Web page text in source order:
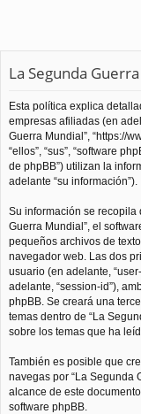
La Segunda
Esta política explica
empresas afiliadas (en
Guerra Mundial”, “https://
“ellos”, “sus”, “software
de phpBB”) utilizan la
adelante “su información”).
Su información se recopila
Guerra Mundial”, el
pequeños archivos de
navegador web. Las dos
usuario (en adelante,
adelante, “session-id”),
phpBB. Se creará una
temas dentro de “La
sobre los temas que ha
También es posible que
navegas por “La Segunda
alcance de este
software phpBB.